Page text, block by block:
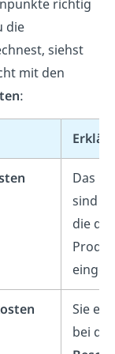
richtig
die
siehst
mit den
:
Das
sind
die
Sie
bei der